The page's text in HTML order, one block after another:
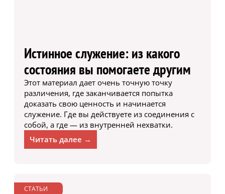
Истинное служение: из какого
состояния вы помогаете другим
Этот материал дает очень точную точку
различения, где заканчивается попытка
доказать свою ценность и начинается
служение. Где вы действуете из соединения с
собой, а где — из внутренней нехватки.
Читать далее →
СТАТЬИ